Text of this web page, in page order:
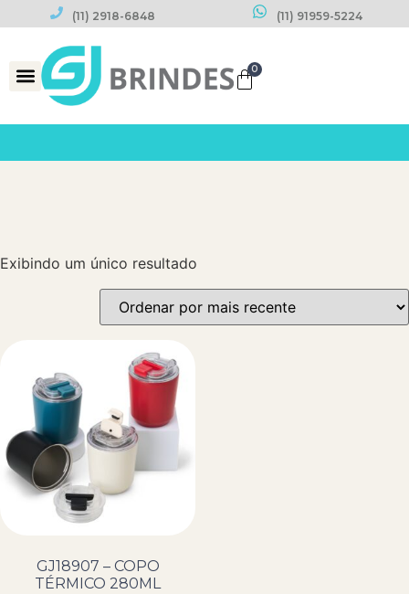
(11) 2918-6848 (11) 91959-5224
0
Exibindo um único resultado
GJ18907 – COPO
TÉRMICO 280ML